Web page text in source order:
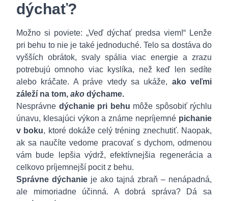
dýchať?
Možno si poviete: „Veď dýchať predsa viem!“ Lenže
pri behu to nie je také jednoduché. Telo sa dostáva do
vyšších obrátok, svaly spália viac energie a zrazu
potrebujú omnoho viac kyslíka, než keď len sedíte
alebo kráčate. A práve vtedy sa ukáže, ako veľmi
záleží na tom, ako dýchame.
Nesprávne dýchanie pri behu môže spôsobiť rýchlu
únavu, klesajúci výkon a známe nepríjemné pichanie
v boku, ktoré dokáže celý tréning znechutiť. Naopak,
ak sa naučíte vedome pracovať s dychom, odmenou
vám bude lepšia výdrž, efektívnejšia regenerácia a
celkovo príjemnejší pocit z behu.
Správne dýchanie je ako tajná zbraň – nenápadná,
ale mimoriadne účinná. A dobrá správa? Dá sa